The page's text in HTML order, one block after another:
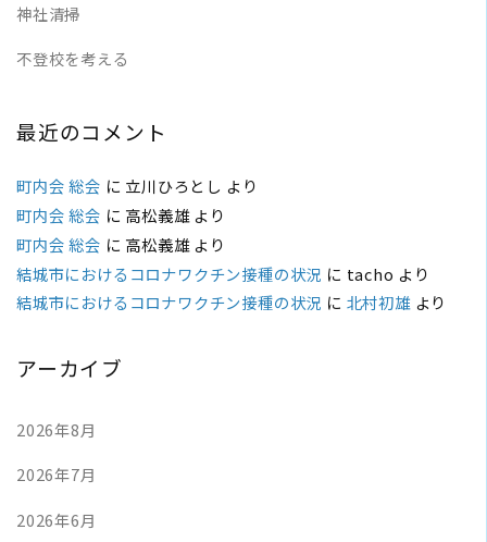
神社清掃
不登校を考える
最近のコメント
町内会 総会 に 立川ひろとし より
町内会 総会 に 高松義雄より
町内会 総会 に 高松義雄より
結城市におけるコロナワクチン接種の状況 に tacho より
結城市におけるコロナワクチン接種の状況 に 北村初雄より
アーカイブ
2026年8月
2026年7月
2026年6月